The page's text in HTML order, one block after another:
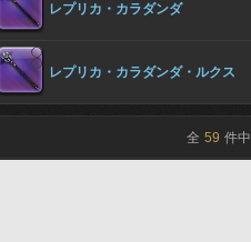
レプリカ・カラダンダ
レプリカ・カラダンダ・ルクス
全 59 件中